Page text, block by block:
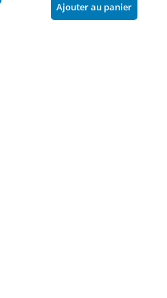
Ajouter au panier